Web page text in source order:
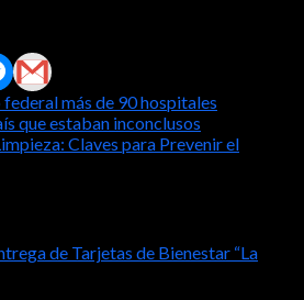
más de 90 hospitales
que estaban inconclusos
Claves para Prevenir el
de Tarjetas de Bienestar “La